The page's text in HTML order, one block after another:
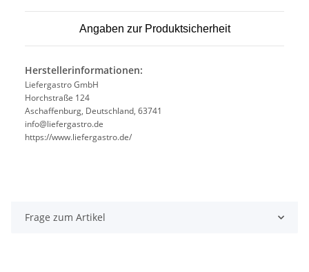
Angaben zur Produktsicherheit
Herstellerinformationen:
Liefergastro GmbH
Horchstraße 124
Aschaffenburg, Deutschland, 63741
info@liefergastro.de
https://www.liefergastro.de/
Frage zum Artikel